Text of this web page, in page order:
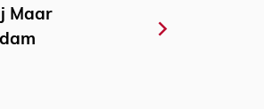
Maar